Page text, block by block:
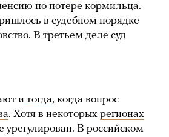
по потере кормильца.
в судебном порядке
В третьем деле суд
и тогда, когда вопрос
. Хотя в некоторых регионах
урегулирован. В российском